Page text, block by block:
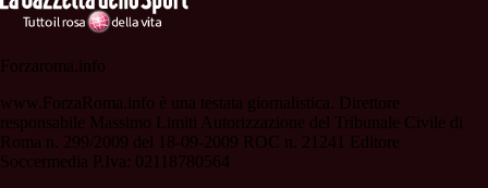
Forzaroma.info
www.ForzaRoma.info è una testata giornalistica. Direttore
responsabile Massimo Limiti Autorizzazione del Tribunale Civile di
Roma n. 299/2009 del 18-09-2009 ROC n. 21241 Editore
Soccermedia P.Iva: 02118780564